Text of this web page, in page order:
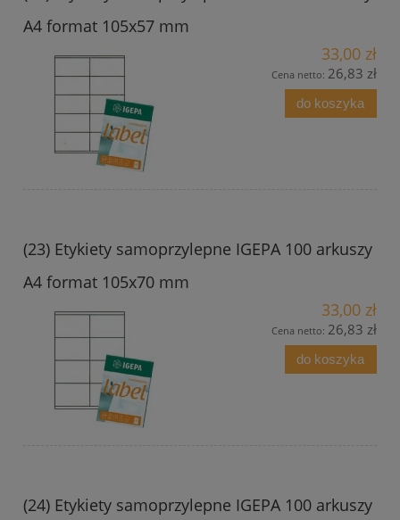
A4 format 105x57 mm
33,00 zł
Cena netto: 26,83 zł
do koszyka
(23) Etykiety samoprzylepne IGEPA 100 arkuszy
A4 format 105x70 mm
33,00 zł
Cena netto: 26,83 zł
do koszyka
(24) Etykiety samoprzylepne IGEPA 100 arkuszy